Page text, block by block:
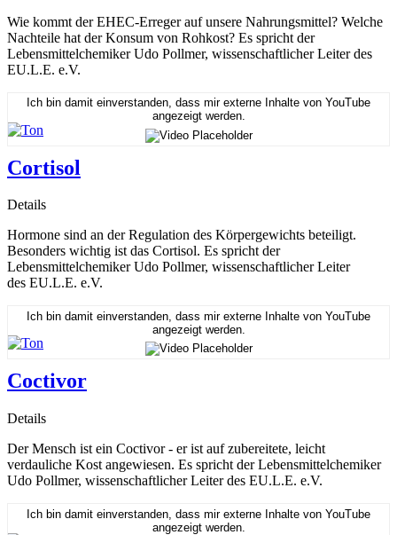
Wie kommt der EHEC-Erreger auf unsere Nahrungsmittel? Welche
Nachteile hat der Konsum von Rohkost? Es spricht der
Lebensmittelchemiker Udo Pollmer, wissenschaftlicher Leiter des
EU.L.E. e.V.
Ich bin damit einverstanden, dass mir externe Inhalte von YouTube
angezeigt werden.
Cortisol
Details
Hormone sind an der Regulation des Körpergewichts beteiligt.
Besonders wichtig ist das Cortisol. Es spricht der
Lebensmittelchemiker Udo Pollmer, wissenschaftlicher Leiter
des EU.L.E. e.V.
Ich bin damit einverstanden, dass mir externe Inhalte von YouTube
angezeigt werden.
Coctivor
Details
Der Mensch ist ein Coctivor - er ist auf zubereitete, leicht
verdauliche Kost angewiesen. Es spricht der Lebensmittelchemiker
Udo Pollmer, wissenschaftlicher Leiter des EU.L.E. e.V.
Ich bin damit einverstanden, dass mir externe Inhalte von YouTube
angezeigt werden.